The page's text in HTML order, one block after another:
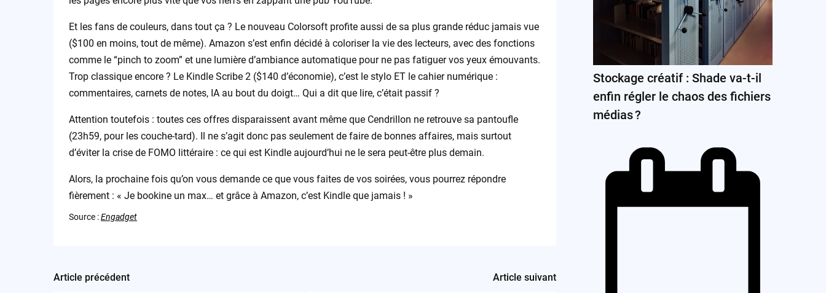
Et les fans de couleurs, dans tout ça ? Le nouveau Colorsoft profite aussi de sa plus grande réduc jamais vue
($100 en moins, tout de même). Amazon s’est enfin décidé à coloriser la vie des lecteurs, avec des fonctions
comme le “pinch to zoom” et une lumière d’ambiance automatique pour ne pas fatiguer vos yeux émouvants.
Trop classique encore ? Le Kindle Scribe 2 ($140 d’économie), c’est le stylo ET le cahier numérique :
commentaires, carnets de notes, IA au bout du doigt… Qui a dit que lire, c’était passif ?
Attention toutefois : toutes ces offres disparaissent avant même que Cendrillon ne retrouve sa pantoufle
(23h59, pour les couche-tard). Il ne s’agit donc pas seulement de faire de bonnes affaires, mais surtout
d’éviter la crise de FOMO littéraire : ce qui est Kindle aujourd’hui ne le sera peut-être plus demain.
Alors, la prochaine fois qu’on vous demande ce que vous faites de vos soirées, vous pourrez répondre
fièrement : « Je bookine un max… et grâce à Amazon, c’est Kindle que jamais ! »
Source :Engadget
Post
Article précédent Article suivant
Stockage créatif : Shade va-t-il
enfin régler le chaos des fichiers
médias ?